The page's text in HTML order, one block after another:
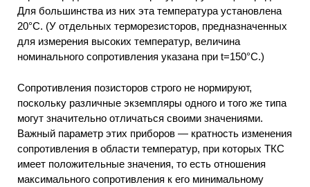
Для большинства из них эта температура установлена
20°С. (У отдельных терморезисторов, предназначенных
для измерения высоких температур, величина
номинального сопротивления указана при t=150°C.)
Сопротивления позисторов строго не нормируют,
поскольку различные экземпляры одного и того же типа
могут значительно отличаться своими значениями.
Важный параметр этих приборов — кратность изменения
сопротивления в области температур, при которых ТКС
имеет положительные значения, то есть отношения
максимального сопротивления к его минимальному